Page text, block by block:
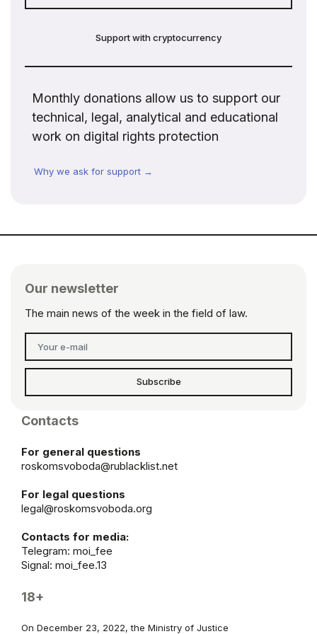
Support with cryptocurrency
Monthly donations allow us to support our
technical, legal, analytical and educational
work on digital rights protection
Why we ask for support →
Our newsletter
The main news of the week in the field of law.
Subscribe
Contacts
For general questions
roskomsvoboda@rublacklist.net
For legal questions
legal@roskomsvoboda.org
Contacts for media:
Telegram: moi_fee
Signal: moi_fee.13
18+
On December 23, 2022, the Ministry of Justice